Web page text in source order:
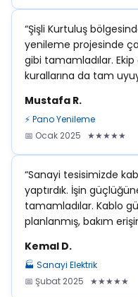
“Şişli Kurtuluş
yenileme projesinde
gibi tamamladılar.
kurallarına da tam
Mustafa R.
⚡ Pano Yenileme
📅 Ocak 2025 ★★★★★
“Sanayi tesisimizde
yaptırdık. İşin
tamamladılar. Kablo
planlanmış, bakım
Kemal D.
🏭 Sanayi Elektrik
📅 Şubat 2025 ★★★★★